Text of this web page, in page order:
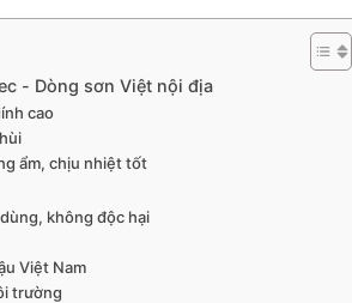
- Dòng sơn Việt nội địa
cao
ẩm, chịu nhiệt tốt
không độc hại
Việt Nam
trường